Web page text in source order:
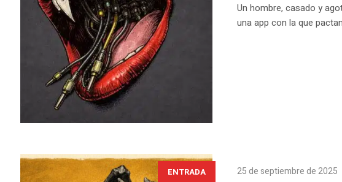
Un hombre, casado y
una app con la que
ENTRADA 25 de septiembre de 2025